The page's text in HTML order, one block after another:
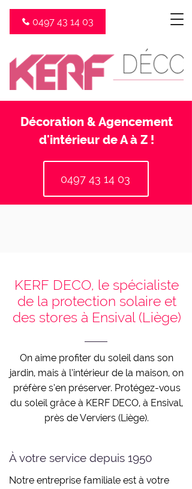
0497 43 14 03
Décoration & Agencement
d'intérieur de A à Z !
0497 43 14 03
KERF DECO, le spécialiste
de la protection solaire et
des stores à Ensival (Liège)
On aime profiter du soleil dans son
jardin, mais à l’intérieur de la maison, on
préfère s’en préserver. Protégez-vous
du soleil grâce à KERF DECO, à Ensival,
près de Verviers (Liège).
À votre service depuis 1950
Notre entreprise familiale est à votre